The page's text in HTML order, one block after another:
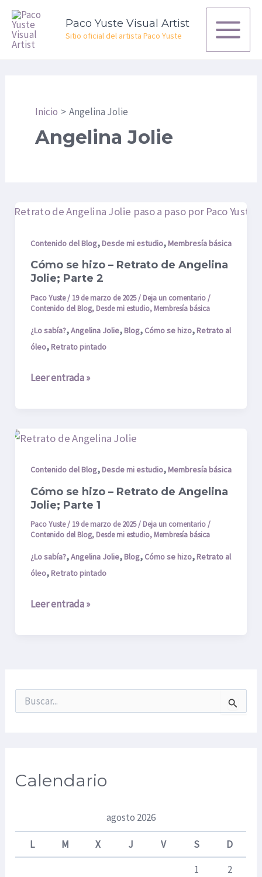
contenido
Paco Yuste Visual Artist
Sitio oficial del artista Paco Yuste
Main
Menu
Inicio Angelina Jolie
Angelina Jolie
Contenido del Blog,Desde mi estudio,Membresía básica
Cómo se hizo – Retrato de Angelina
Jolie; Parte 2
Paco Yuste/ 19 de marzo de 2025/ Deja un comentario/
Contenido del Blog, Desde mi estudio, Membresía básica
¿Lo sabía?,Angelina Jolie,Blog, Cómo se hizo,Retrato al
óleo,Retrato pintado
Cómo
hizo
–
Retrato
de
Angelina
Jolie;
Parte
Leer entrada »
Contenido del Blog,Desde mi estudio,Membresía básica
Cómo se hizo – Retrato de Angelina
Jolie; Parte 1
Paco Yuste/ 19 de marzo de 2025/ Deja un comentario/
Contenido del Blog, Desde mi estudio, Membresía básica
¿Lo sabía?,Angelina Jolie,Blog, Cómo se hizo,Retrato al
óleo,Retrato pintado
Cómo
hizo
–
Retrato
de
Angelina
Jolie;
Parte
Leer entrada »
u
o
Calendario
agosto 2026
L M X J V S
D
1
2